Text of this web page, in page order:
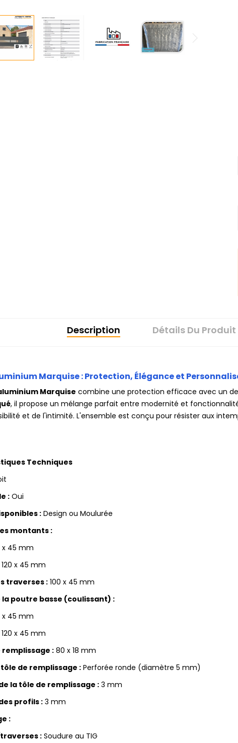
Description Détails Du Produit
Marquise : Protection, Élégance et
Marquise combine une protection efficace avec un
, il propose un mélange parfait entre modernité et
et de l'intimité. L'ensemble est conçu pour résister aux
Techniques
: Oui
: Design ou Moulurée
montants :
x 45 mm
120 x 45 mm
traverses :100 x 45 mm
la poutre basse (coulissant) :
x 45 mm
120 x 45 mm
remplissage : 80 x 18 mm
de remplissage : Perforée ronde (diamètre 5 mm)
la tôle de remplissage : 3 mm
profils : 3 mm
:
: Soudure au TIG